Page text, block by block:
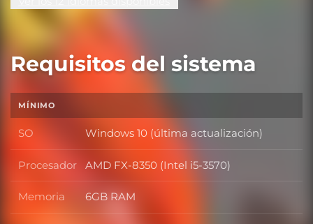
Requisitos del sistema
MÍNIMO
SO SO
Windows 10 (última actualización)
Procesador Procesador
AMD FX-8350 (Intel i5-3570)
Memoria Memoria
6GB RAM